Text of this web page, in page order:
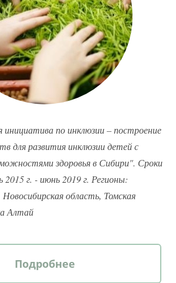
по инклюзии – построение
для развития инклюзии детей с
здоровья в Сибири". Сроки
2015 г. - июнь 2019 г. Регионы:
область, Томская
Алтай
Подробнее